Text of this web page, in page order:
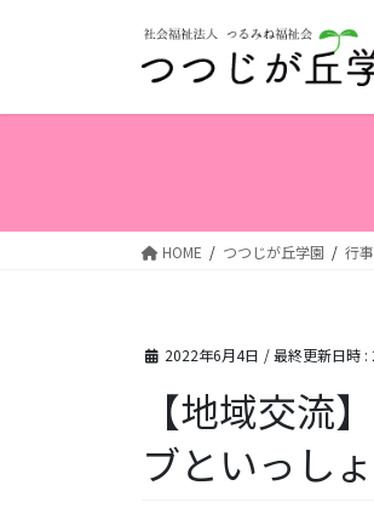
HOME つつじが丘学園 行
2022年6月4日 / 最終更新日時 :
【地域交流
ブといっし